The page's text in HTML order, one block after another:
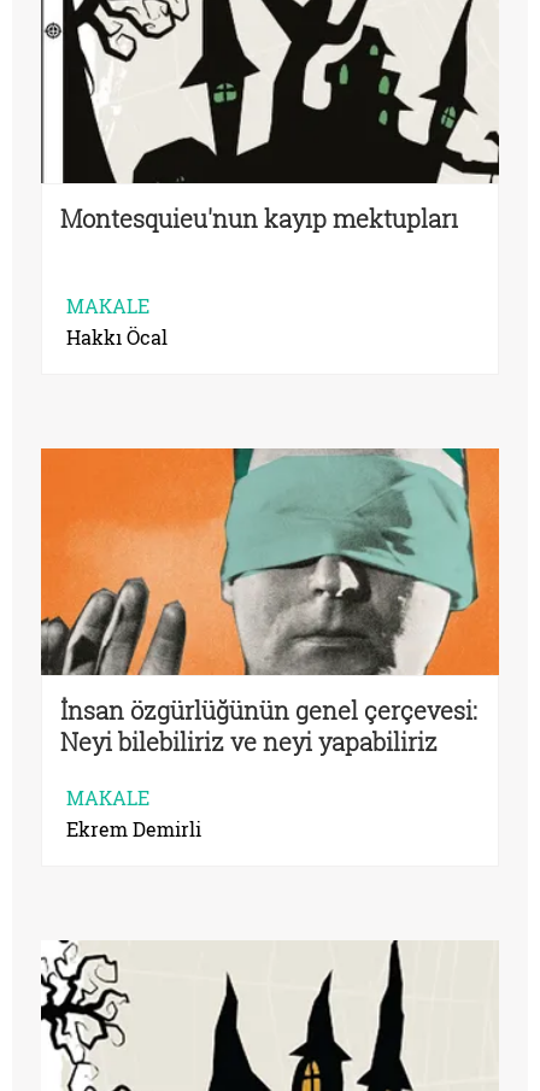
Montesquieu'nun kayıp mektupları
MAKALE
Hakkı Öcal
İnsan özgürlüğünün genel çerçevesi:
Neyi bilebiliriz ve neyi yapabiliriz
MAKALE
Ekrem Demirli